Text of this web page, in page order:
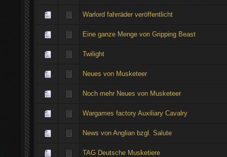
Warlord fahrräder veröffentlicht
Eine ganze Menge von Gripping Beast
Twilight
Neues von Musketeer
Noch mehr Neues von Musketeer
Wargames factory Auxiliary Cavalry
News von Anglian bzgl. Salute
TAG Deutsche Musketiere